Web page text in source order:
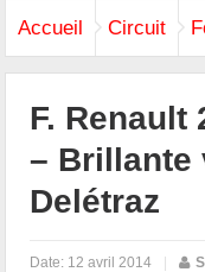
Accueil Circuit
F. Renault
– Brillante
Delétraz
Date: 12 avril 2014 |